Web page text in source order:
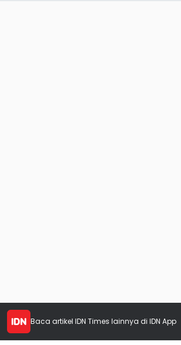
Baca artikel IDN Times lainnya di IDN App